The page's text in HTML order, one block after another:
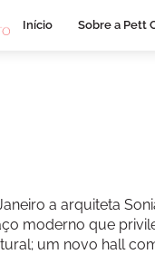
Início Sobre a Pett
a arquiteta
moderno que
um novo hall